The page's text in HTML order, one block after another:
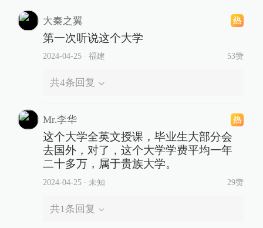
大秦之翼
第一次听说这个大学
2024-04-25∙ 福建 53赞
共4条回复
Mr.李华
这个大学全英文授课，毕业生大部分会
去国外，对了，这个大学学费平均一年
二十多万，属于贵族大学。
2024-04-25∙ 未知 29赞
共1条回复